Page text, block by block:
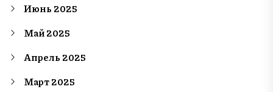
Июнь 2025
Май 2025
Апрель 2025
Март 2025